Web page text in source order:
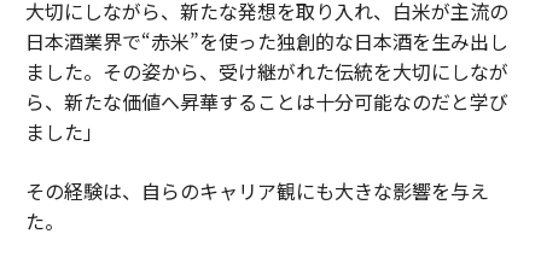
大切にしながら、新たな発想を取り入れ、白米が主流の
日本酒業界で“赤米”を使った独創的な日本酒を生み出し
ました。その姿から、受け継がれた伝統を大切にしなが
ら、新たな価値へ昇華することは十分可能なのだと学び
ました」
その経験は、自らのキャリア観にも大きな影響を与え
た。